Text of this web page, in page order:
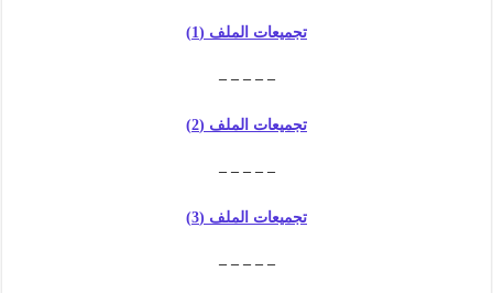
تجميعات الملف (1)
– – – – –
تجميعات الملف (2)
– – – – –
تجميعات الملف (3)
– – – – –